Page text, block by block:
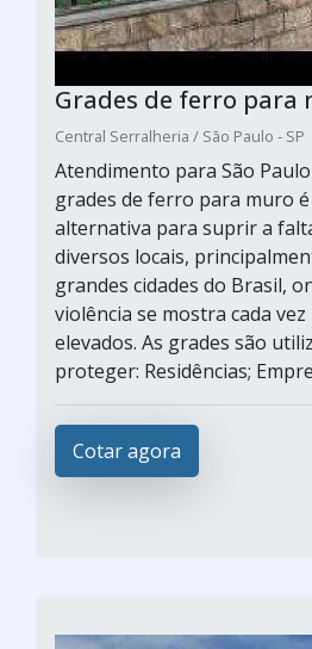
Grades de ferro para
Central Serralheria / São Paulo - SP
Atendimento para São Paulo
grades de ferro para muro
alternativa para suprir a
diversos locais,
grandes cidades do Brasil,
violência se mostra cada
elevados. As grades são
proteger: Residências;
Cotar agora